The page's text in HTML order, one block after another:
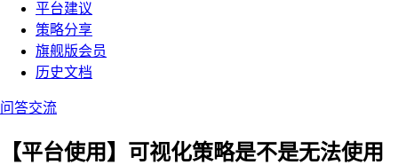
平台建议
策略分享
旗舰版会员
历史文档
问答交流
【平台使用】可视化策略是不是无法使用